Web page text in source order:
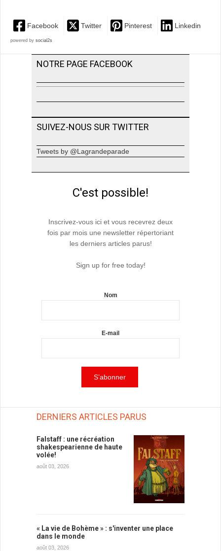
Facebook Twitter Pinterest Linkedin
powered by social2s
NOTRE PAGE FACEBOOK
SUIVEZ-NOUS SUR TWITTER
Tweets by @Lagrandeparade
C'est possible!
Inscrivez-vous ici et vous recevrez deux
fois par mois une newsletter répertoriant
les derniers articles parus!
Sign up for free today!
Nom
E-mail
DERNIERS ARTICLES PARUS
Falstaff : une récréation
shakespearienne de haute
volée!
août 03, 2026
« La vie de Bohème » : s'inventer une place
dans le monde
août 03, 2026